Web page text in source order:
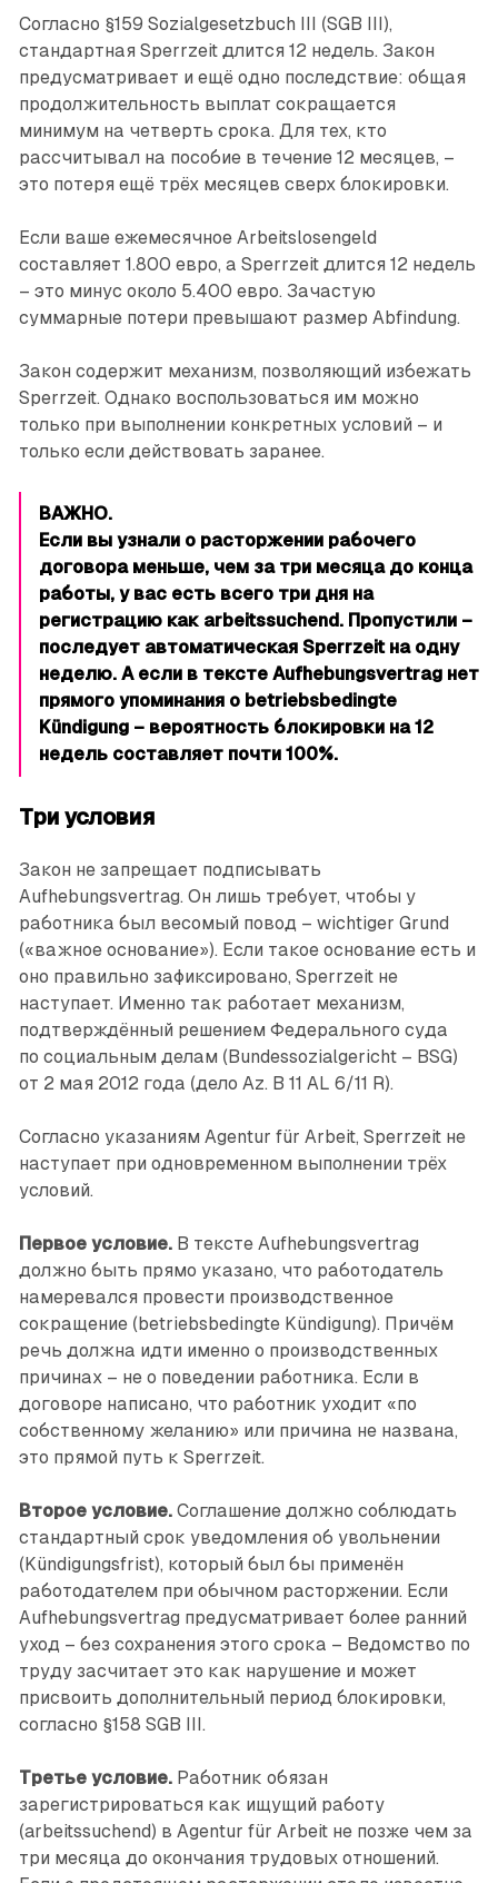
Согласно §159 Sozialgesetzbuch III (SGB III),
стандартная Sperrzeit длится 12 недель. Закон
предусматривает и ещё одно последствие: общая
продолжительность выплат сокращается
минимум на четверть срока. Для тех, кто
рассчитывал на пособие в течение 12 месяцев, –
это потеря ещё трёх месяцев сверх блокировки.
Если ваше ежемесячное Arbeitslosengeld
составляет 1.800 евро, а Sperrzeit длится 12 недель
– это минус около 5.400 евро. Зачастую
суммарные потери превышают размер Abfindung.
Закон содержит механизм, позволяющий избежать
Sperrzeit. Однако воспользоваться им можно
только при выполнении конкретных условий – и
только если действовать заранее.
ВАЖНО.
Если вы узнали о расторжении рабочего
договора меньше, чем за три месяца до конца
работы, у вас есть всего три дня на
регистрацию как arbeitssuchend. Пропустили –
последует автоматическая Sperrzeit на одну
неделю. А если в тексте Aufhebungsvertrag нет
прямого упоминания о betriebsbedingte
Kündigung – вероятность блокировки на 12
недель составляет почти 100%.
Три условия
Закон не запрещает подписывать
Aufhebungsvertrag. Он лишь требует, чтобы у
работника был весомый повод – wichtiger Grund
(«важное основание»). Если такое основание есть и
оно правильно зафиксировано, Sperrzeit не
наступает. Именно так работает механизм,
подтверждённый решением Федерального суда
по ­социальным делам (Bundessozial­gericht – BSG)
от 2 мая 2012 года (дело Az. B 11 AL 6/11 R).
Согласно указаниям Agentur für Arbeit, Sperrzeit не
наступает при одновременном выполнении трёх
условий.
Первое условие.В тексте Aufhebungsvertrag
должно быть прямо указано, что работодатель
намеревался провести производственное
сокращение (betriebsbedingte Kündigung). Причём
речь должна идти именно о производственных
причинах – не о поведении работника. Если в
договоре написано, что работник уходит «по
собственному желанию» или причина не названа,
это прямой путь к Sperrzeit.
Второе условие. Соглашение должно соблюдать
стандартный срок уведомления об увольнении
(Kündigungsfrist), который был бы применён
работодателем при обычном расторжении. Если
Aufhebungsvertrag предусматривает более ранний
уход – без сохранения этого срока – Ведомство по
труду засчитает это как нарушение и может
присвоить дополнительный период блокировки,
согласно §158 SGB III.
Третье условие.Работник обязан
зарегистрироваться как ищущий работу
(arbeitssuchend) в Agentur für Arbeit не позже чем за
три месяца до окончания трудовых отношений.